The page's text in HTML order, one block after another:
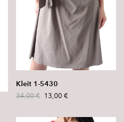
Kleit 1-5430
34,00 € 13,00 €